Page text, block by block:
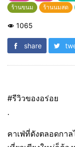
ร้านขนม
ร้านนมสด
1065
share
#รีวิวของอร่อย
.
คาเฟ่ที่ดังตลอดกา